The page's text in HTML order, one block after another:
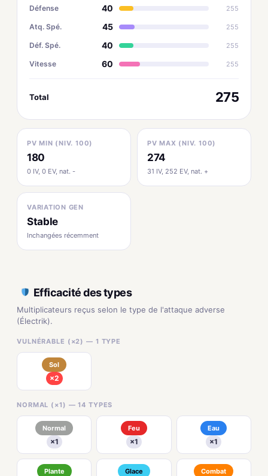
Défense 40 255
Atq. Spé. 45 255
Déf. Spé. 40 255
Vitesse 60 255
Total 275
PV MIN (NIV. 100)
180
0 IV, 0 EV, nat. -
PV MAX (NIV. 100)
274
31 IV, 252 EV, nat. +
VARIATION GEN
Stable
Inchangées récemment
Efficacité des types
Multiplicateurs reçus selon le type de l'attaque adverse
(Électrik).
VULNÉRABLE (×2) — 1 TYPE
Sol
×2
NORMAL (×1) — 14 TYPES
Normal
×1
Feu
×1
Eau
×1
Plante Glace Combat